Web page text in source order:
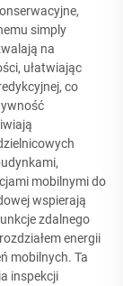
simply
na
ułatwiając
co
mobilnymi do
wspierają
zdalnego
energii
mobilnych. Ta
inspekcji